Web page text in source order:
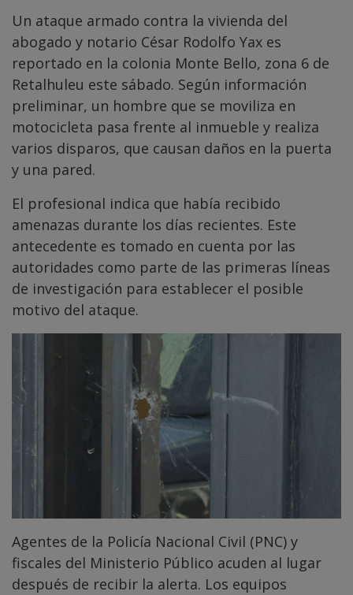
Un ataque armado contra la vivienda del
abogado y notario César Rodolfo Yax es
reportado en la colonia Monte Bello, zona 6 de
Retalhuleu este sábado. Según información
preliminar, un hombre que se moviliza en
motocicleta pasa frente al inmueble y realiza
varios disparos, que causan daños en la puerta
y una pared.
El profesional indica que había recibido
amenazas durante los días recientes. Este
antecedente es tomado en cuenta por las
autoridades como parte de las primeras líneas
de investigación para establecer el posible
motivo del ataque.
Agentes de la Policía Nacional Civil (PNC) y
fiscales del Ministerio Público acuden al lugar
después de recibir la alerta. Los equipos